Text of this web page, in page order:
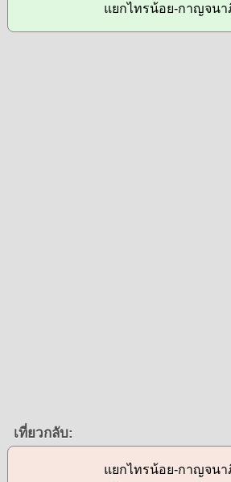
แยกไทรน้อย-กาญจนา
เที่ยวกลับ:
แยกไทรน้อย-กาญจนา